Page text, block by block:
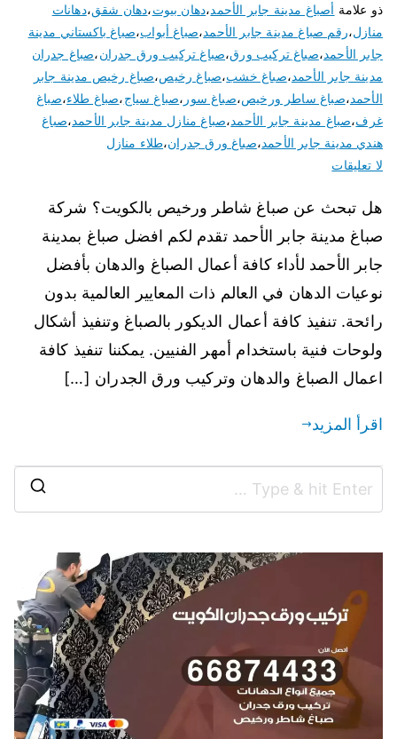
ذو علامة أصباغ مدينة جابر الأحمد،دهان بيوت،دهان شقق،دهانات
منازل،رقم صباغ مدينة جابر الأحمد،صباغ أبواب،صباغ باكستاني مدينة
جابر الأحمد،صباغ تركيب ورق،صباغ تركيب ورق جدران،صباغ جدران
مدينة جابر الأحمد،صباغ خشب،صباغ رخيص،صباغ رخيص مدينة جابر
الأحمد،صباغ ساطر ورخيص،صباغ سور ،صباغ سياج،صباغ طلاء،صباغ
غرف،صباغ مدينة جابر الأحمد،صباغ منازل مدينة جابر الأحمد،صباغ
هندي مدينة جابر الأحمد،صباغ ورق جدران،طلاء منازل
لا تعليقات
هل تبحث عن صباغ شاطر ورخيص بالكويت؟ شركة
صباغ مدينة جابر الأحمد تقدم لكم افضل صباغ بمدينة
جابر الأحمد لأداء كافة أعمال الصباغ والدهان بأفضل
نوعيات الدهان في العالم ذات المعايير العالمية بدون
رائحة. تنفيذ كافة أعمال الديكور بالصباغ وتنفيذ أشكال
ولوحات فنية باستخدام أمهر الفنيين. يمكننا تنفيذ كافة
اعمال الصباغ والدهان وتركيب ورق الجدران […]
اقرأ المزيد